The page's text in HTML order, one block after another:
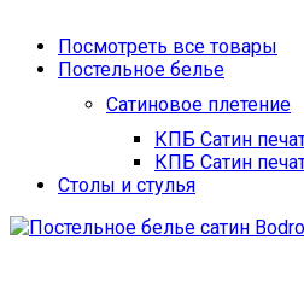
Посмотреть все товары
Постельное белье
Сатиновое плетение
КПБ Сатин
КПБ Сатин
Столы и стулья